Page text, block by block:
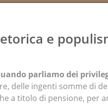
e
parliamo dei
delle ingenti somme di
a titolo di pensione, per